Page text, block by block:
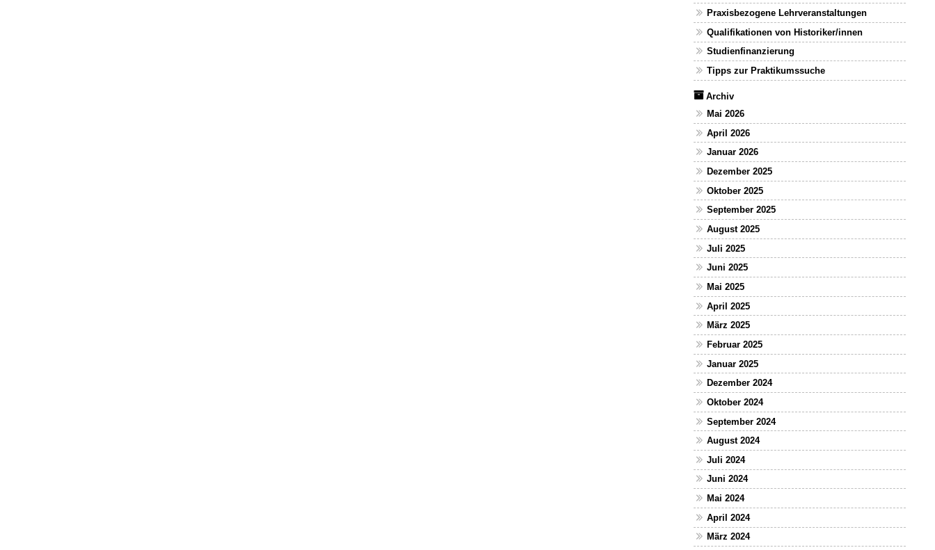
Praxisbezogene Lehrveranstaltungen
Qualifikationen von Historiker/innen
Studienfinanzierung
Tipps zur Praktikumssuche
Archiv
Mai 2026
April 2026
Januar 2026
Dezember 2025
Oktober 2025
September 2025
August 2025
Juli 2025
Juni 2025
Mai 2025
April 2025
März 2025
Februar 2025
Januar 2025
Dezember 2024
Oktober 2024
September 2024
August 2024
Juli 2024
Juni 2024
Mai 2024
April 2024
März 2024